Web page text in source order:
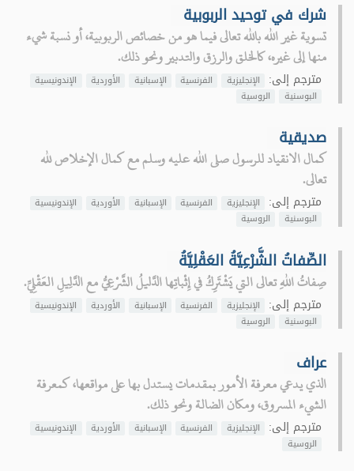
شرك في توحيد الربوبية
تسوية غير الله بالله تعالى فيما هو من خصائص الربوبية، أو نسبة شيء
منها إلى غيره، كالخلق والرزق والتدبير ونحو ذلك.
مترجم إلى: الإنجليزية الفرنسية الإسبانية الأوردية
الإندونيسية
البوسنية
الروسية
صديقية
كمال الانقياد للرسول صلى الله عليه وسلم مع كمال الإخلاص لله
تعالى.
مترجم إلى: الإنجليزية الفرنسية الإسبانية الأوردية
الإندونيسية
البوسنية
الروسية
الصِّفاتُ الشَّرْعِيَّةُ العَقْلِيَّةُ
صِفاتُ اللهِ تعالى التي يَشْتَرِكُ في إِثْباتِها الدَّليلُ الشَّرْعِيُّ مع الدَّلِيلِ العَقْلِيِّ.
مترجم إلى: الإنجليزية الفرنسية الإسبانية الأوردية
الإندونيسية
البوسنية
الروسية
عراف
الذي يدعي معرفة الأمور بمقدمات يستدل بها على مواقعها، كمعرفة
الشيء المسروق، ومكان الضالة ونحو ذلك.
مترجم إلى: الإنجليزية الفرنسية الإسبانية الأوردية
الإندونيسية
الروسية